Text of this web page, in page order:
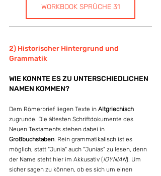
WORKBOOK SPRÜCHE 31
2) Historischer Hintergrund und
Grammatik
WIE KONNTE ES ZU UNTERSCHIEDLICHEN
NAMEN KOMMEN?
Dem Römerbrief liegen Texte in Altgriechisch
zugrunde. Die ältesten Schriftdokumente des
Neuen Testaments stehen dabei in
Großbuchstaben. Rein grammatikalisch ist es
möglich, statt "Junia" auch "Junias" zu lesen, denn
der Name steht hier im Akkusativ (IOYNIAN). Um
sicher sagen zu können, ob es sich um einen